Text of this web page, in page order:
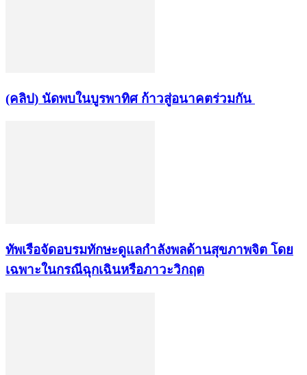
(คลิป) นัดพบในบูรพาทิศ ก้าวสู่อนาคตร่วมกัน
ทัพเรือจัดอบรมทักษะดูแลกำลังพลด้านสุขภาพจิต โดย
เฉพาะในกรณีฉุกเฉินหรือภาวะวิกฤต